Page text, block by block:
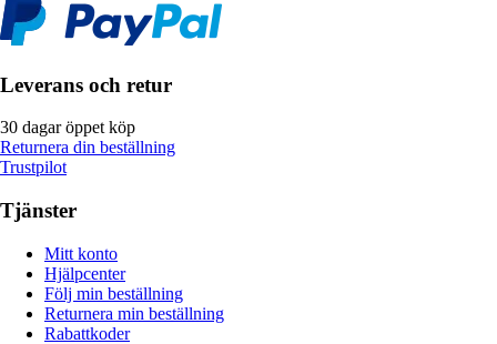
Leverans och retur
30 dagar öppet köp
Returnera din beställning
Trustpilot
Tjänster
Mitt konto
Hjälpcenter
Följ min beställning
Returnera min beställning
Rabattkoder